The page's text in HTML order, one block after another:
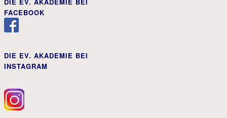
FACEBOOK
DIE EV. AKADEMIE BEI
INSTAGRAM